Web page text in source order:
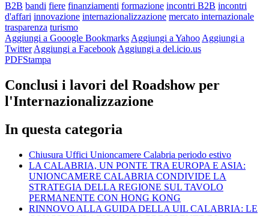
B2B bandi fiere finanziamenti formazione incontri B2B incontri
d'affari innovazione internazionalizzazione mercato internazionale
trasparenza turismo
Aggiungi a Gooogle BookmarksAggiungi a YahooAggiungi a
TwitterAggiungi a FacebookAggiungi a del.icio.us
PDFStampa
Conclusi i lavori del Roadshow per
l'Internazionalizzazione
In questa categoria
Chiusura Uffici Unioncamere Calabria periodo estivo
LA CALABRIA, UN PONTE TRA EUROPA E ASIA:
UNIONCAMERE CALABRIA CONDIVIDE LA
STRATEGIA DELLA REGIONE SUL TAVOLO
PERMANENTE CON HONG KONG
RINNOVO ALLA GUIDA DELLA UIL CALABRIA: LE